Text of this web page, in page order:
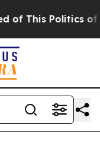
This Politics of